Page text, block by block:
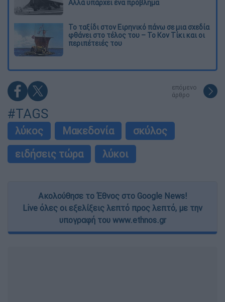
Αλλά υπάρχει ένα πρόβλημα
Το ταξίδι στον Ειρηνικό πάνω σε μια σχεδία
φθάνει στο τέλος του – Το Κον Τίκι και οι
περιπέτειές του
επόμενο
άρθρο
#TAGS
λύκος Μακεδονία
σκύλος
ειδήσεις τώρα
λύκοι
Ακολούθησε το Έθνος στο Google News!
Live όλες οι εξελίξεις λεπτό προς λεπτό, με την
υπογραφή του www.ethnos.gr